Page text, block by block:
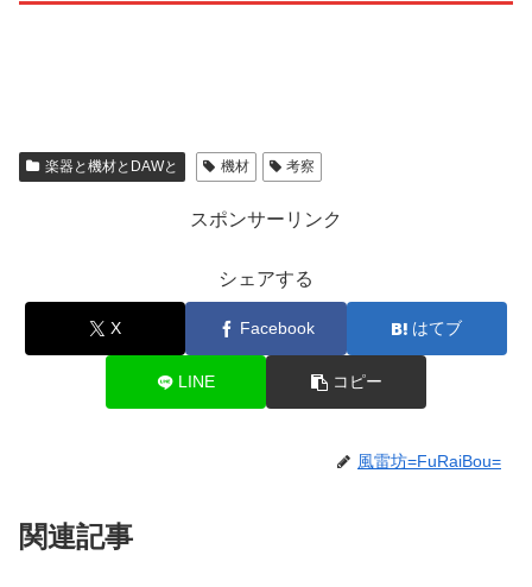
楽器と機材とDAWと 機材 考察
スポンサーリンク
シェアする
X Facebook はてブ
LINE コピー
風雷坊=FuRaiBou=
関連記事